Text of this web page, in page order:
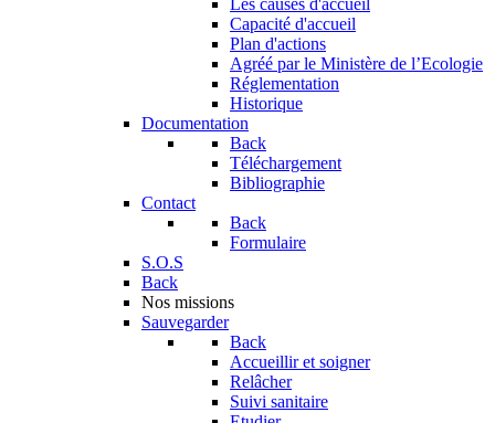
Les causes d'accueil
Capacité d'accueil
Plan d'actions
Agréé par le Ministère de l’Ecologie
Réglementation
Historique
Documentation
Back
Téléchargement
Bibliographie
Contact
Back
Formulaire
S.O.S
Back
Nos missions
Sauvegarder
Back
Accueillir et soigner
Relâcher
Suivi sanitaire